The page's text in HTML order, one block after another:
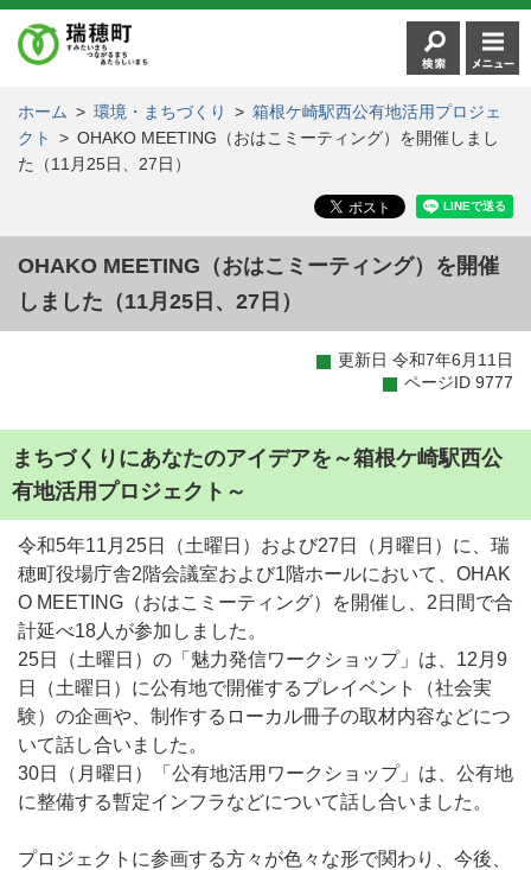
ホーム > 環境・まちづくり > 箱根ケ崎駅西公有地活用プロジェ
クト
> OHAKO MEETING（おはこミーティング）を開催しまし
た（11月25日、27日）
OHAKO MEETING（おはこミーティング）を開催
しました（11月25日、27日）
更新日 令和7年6月11日
ページID 9777
まちづくりにあなたのアイデアを～箱根ケ崎駅西公
有地活用プロジェクト～
令和5年11月25日（土曜日）および27日（月曜日）に、瑞
穂町役場庁舎2階会議室および1階ホールにおいて、OHAK
O MEETING（おはこミーティング）を開催し、2日間で合
計延べ18人が参加しました。
25日（土曜日）の「魅力発信ワークショップ」は、12月9
日（土曜日）に公有地で開催するプレイベント（社会実
験）の企画や、制作するローカル冊子の取材内容などにつ
いて話し合いました。
30日（月曜日）「公有地活用ワークショップ」は、公有地
に整備する暫定インフラなどについて話し合いました。
プロジェクトに参画する方々が色々な形で関わり、今後、